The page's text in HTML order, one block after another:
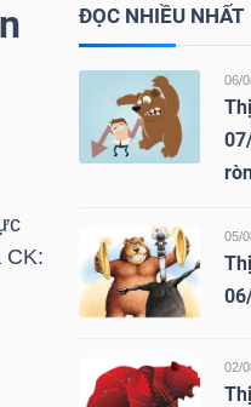
CK:
ĐỌC NHIỀU NHẤT
06/
05/
02/